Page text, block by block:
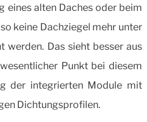
eines alten Daches oder beim
keine Dach­ziegel mehr unter
werden. Das sieht besser aus
Punkt bei diesem
der integrierten Module mit
Dichtungsprofilen.